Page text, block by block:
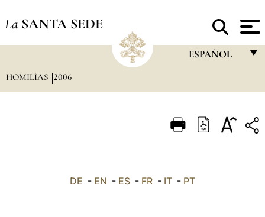
La SANTA SEDE
ESPAÑOL
ITALIANO
HOMILÍAS 2006
DE - EN - ES - FR - IT - PT